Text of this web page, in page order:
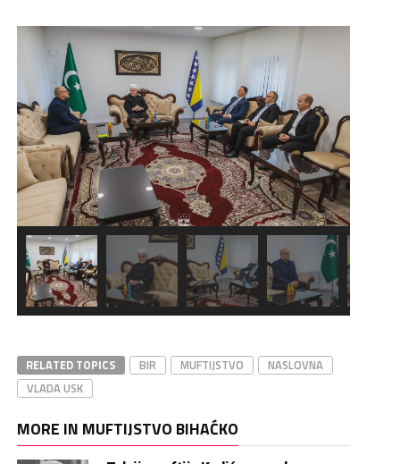
RELATED TOPICS BIR MUFTIJSTVO
NASLOVNA
VLADA USK
MORE IN MUFTIJSTVO BIHAĆKO